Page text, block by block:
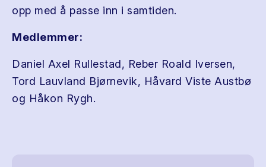
opp med å passe inn i samtiden.
Medlemmer:
Daniel Axel Rullestad, Reber Roald Iversen,
Tord Lauvland Bjørnevik, Håvard Viste Austbø
og Håkon Rygh.